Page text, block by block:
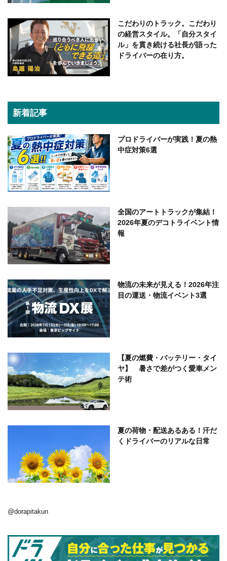
こだわりのトラック。こだわり
の経営スタイル。「自分スタイ
ル」を貫き続ける社長が語った
ドライバーの在り方。
新着記事
プロドライバーが実践！夏の熱
中症対策6選
全国のアートトラックが集結！
2026年夏のデコトライベント情
報
物流の未来が見える！2026年注
目の運送・物流イベント3選
【夏の燃費・バッテリー・タイ
ヤ】 暑さで差がつく愛車メン
テ術
夏の荷物・配送あるある！汗だ
くドライバーのリアルな日常
@dorapitakun